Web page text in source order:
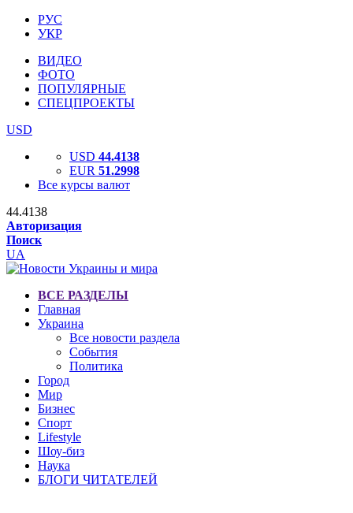
РУС
УКР
ВИДЕО
ФОТО
ПОПУЛЯРНЫЕ
СПЕЦПРОЕКТЫ
USD
USD 44.4138
EUR 51.2998
Все курсы валют
44.4138
Авторизация
Поиск
UA
ВСЕ РАЗДЕЛЫ
Главная
Украина
Все новости раздела
События
Политика
Город
Мир
Бизнес
Спорт
Lifestyle
Шоу-биз
Наука
БЛОГИ ЧИТАТЕЛЕЙ